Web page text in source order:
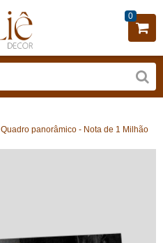
0
Quadro panorâmico - Nota de 1 Milhão